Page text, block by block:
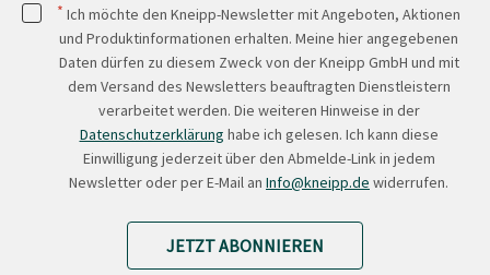
* Ich möchte den Kneipp-Newsletter mit Angeboten, Aktionen
und Produktinformationen erhalten. Meine hier angegebenen
Daten dürfen zu diesem Zweck von der Kneipp GmbH und mit
dem Versand des Newsletters beauftragten Dienstleistern
verarbeitet werden. Die weiteren Hinweise in der
Datenschutzerklärung habe ich gelesen. Ich kann diese
Einwilligung jederzeit über den Abmelde-Link in jedem
Newsletter oder per E-Mail an Info@kneipp.de widerrufen.
JETZT ABONNIEREN